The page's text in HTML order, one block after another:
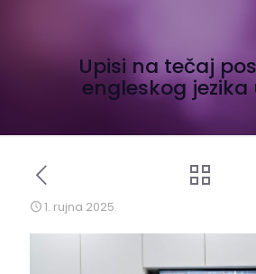
Upisi na tečaj
engleskog jezika
1. rujna 2025.